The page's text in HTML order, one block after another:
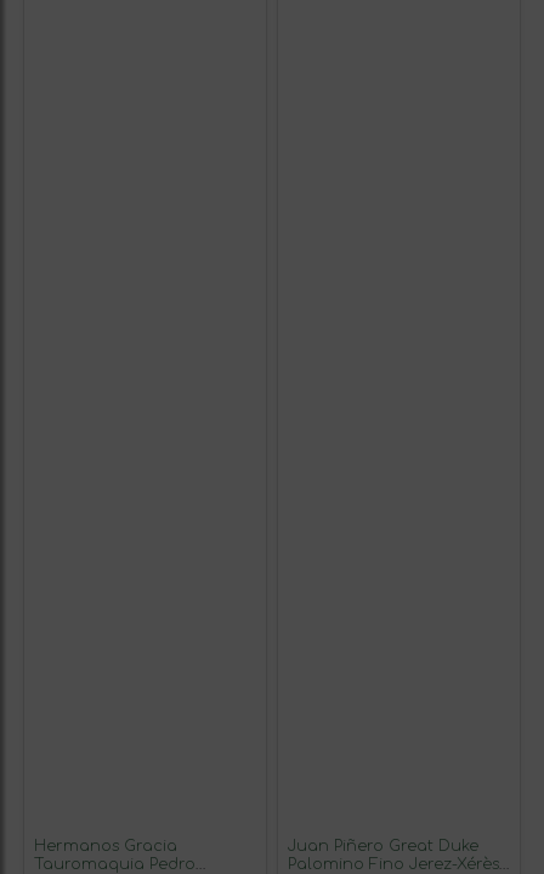
Hermanos Gracia
Tauromaquia Pedro
Juan Piñero Great Duke
Palomino Fino Jerez-Xérès-